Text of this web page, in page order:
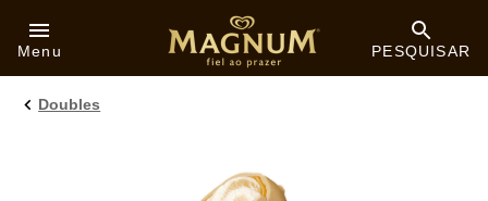
Skip to:
Menu PESQUISAR
Doubles